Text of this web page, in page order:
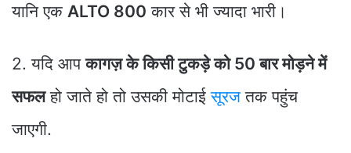
यानि एक ALTO 800 कार से भी ज्यादा भारी।
2. यदि आपकागज़ के किसी टुकड़े को 50 बार मोड़ने में
सफलहो जाते हो तो उसकी मोटाईसूरज तक पहुंच
जाएगी.